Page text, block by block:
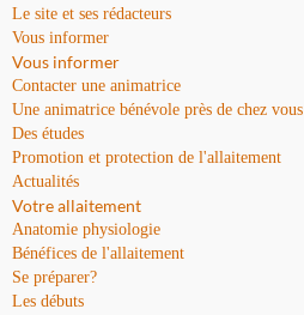
Le site et ses rédacteurs
Vous informer
Vous informer
Contacter une animatrice
Une animatrice bénévole près de chez vous
Des études
Promotion et protection de l'allaitement
Actualités
Votre allaitement
Anatomie physiologie
Bénéfices de l'allaitement
Se préparer?
Les débuts